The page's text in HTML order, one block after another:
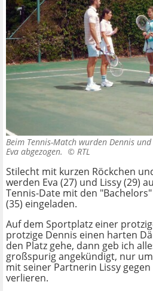
Beim Tennis-Match wurden Dennis
Eva abgezogen. © RTL
Stilecht mit kurzen Röckchen
werden Eva (27) und Lissy (29)
Tennis-Date mit den
(35) eingeladen.
Auf dem Sportplatz einer
protzige Dennis einen harten
den Platz gehe, dann geb ich
großspurig angekündigt, nur
mit seiner Partnerin Lissy gegen
verlieren.